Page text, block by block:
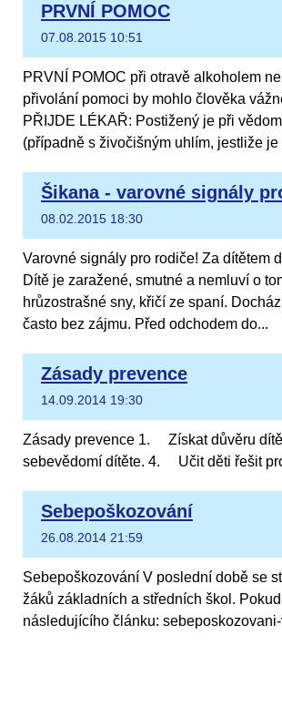
PRVNÍ POMOC
07.08.2015 10:51
PRVNÍ POMOC při otravě alkoholem
přivolání pomoci by mohlo člověka
PŘIJDE LÉKAŘ: Postižený je při
(případně s živočišným uhlím, jestliže je
Šikana - varovné signály
08.02.2015 18:30
Varovné signály pro rodiče! Za dítětem
Dítě je zaražené, smutné a nemluví o
hrůzostrašné sny, křičí ze spaní.
často bez zájmu. Před odchodem do...
Zásady prevence
14.09.2014 19:30
Zásady prevence 1. Získat důvěru
sebevědomí dítěte. 4. Učit děti řešit
Sebepoškozování
26.08.2014 21:59
Sebepoškozování V poslední době se
žáků základních a středních škol.
následujícího článku: